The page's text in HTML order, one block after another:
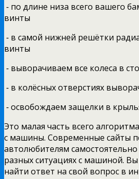
⁃ по длине низа всего вашего
винты
⁃ в самой нижней решётки
винты
⁃ выворачиваем все колеса в
⁃ в колёсных отверстиях
⁃ освобождаем защелки в
Это малая часть всего
с машины. Современные сайты
автолюбителям самостоятельно
разных ситуациях с машиной.
найти ответ на свой вопрос в